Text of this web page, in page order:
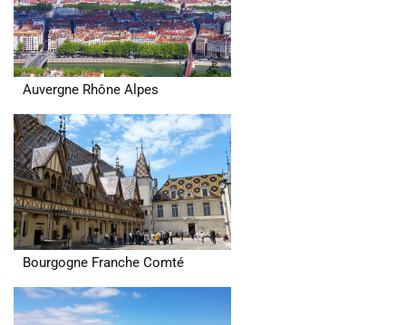
Auvergne Rhône Alpes
Bourgogne Franche Comté